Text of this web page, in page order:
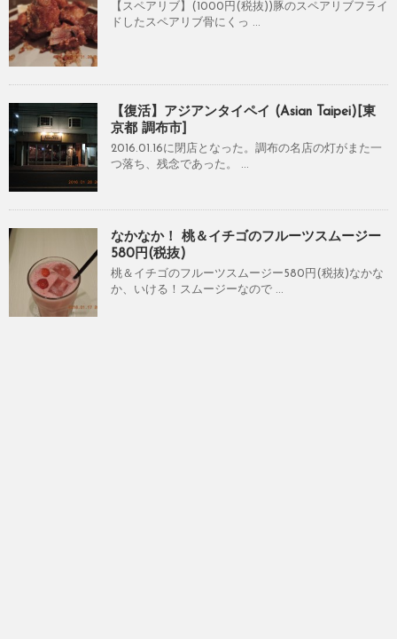
【スペアリブ】(1000円(税抜))豚のスペアリブフライ
ドしたスペアリブ骨にくっ ...
【復活】アジアンタイペイ (Asian Taipei)[東
京都 調布市]
2016.01.16に閉店となった。調布の名店の灯がまた一
つ落ち、残念であった。 ...
なかなか！ 桃＆イチゴのフルーツスムージー
580円(税抜)
桃＆イチゴのフルーツスムージー580円(税抜)なかな
か、いける！スムージーなので ...